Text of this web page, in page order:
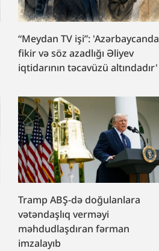
“Meydan TV işi”: 'Azərbaycanda
fikir və söz azadlığı Əliyev
iqtidarının təcavüzü altındadır'
Tramp ABŞ-də doğulanlara
vətəndaşlıq verməyi
məhdudlaşdıran fərman
imzalayıb